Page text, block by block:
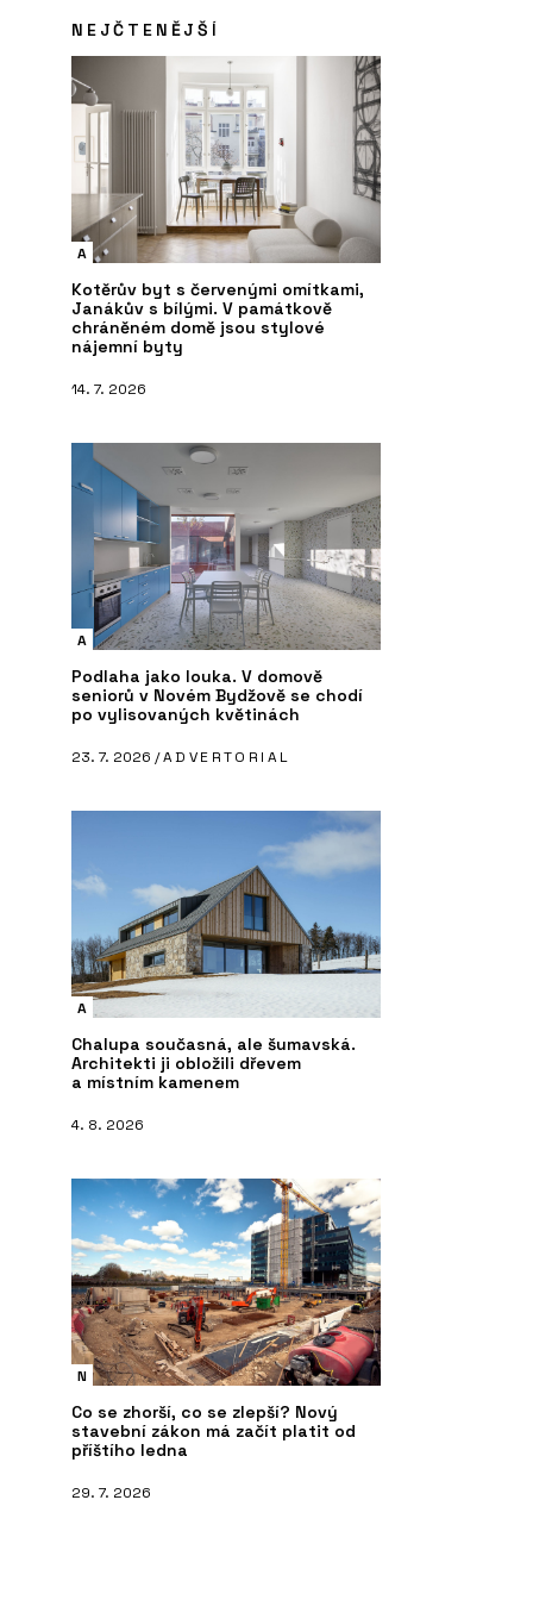
NEJČTENĚJŠÍ
A
Kotěrův byt s červenými omítkami,
Janákův s bílými. V památkově
chráněném domě jsou stylové
nájemní byty
14. 7. 2026
A
Podlaha jako louka. V domově
seniorů v Novém Bydžově se chodí
po vylisovaných květinách
23. 7. 2026 /ADVERTORIAL
A
Chalupa současná, ale šumavská.
Architekti ji obložili dřevem
a místním kamenem
4. 8. 2026
N
Co se zhorší, co se zlepší? Nový
stavební zákon má začít platit od
příštího ledna
29. 7. 2026